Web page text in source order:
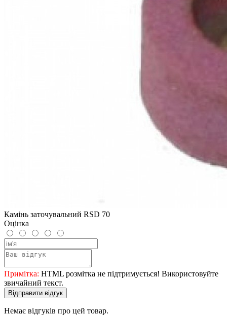
Камінь заточувальний RSD 70
Оцінка
Примітка: HTML розмітка не підтримується! Використовуйте
звичайний текст.
Відправити відгук
Немає відгуків про цей товар.